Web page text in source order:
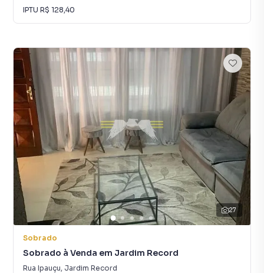
IPTU R$ 128,40
27
Sobrado
Sobrado à Venda em Jardim Record
Rua Ipauçu, Jardim Record